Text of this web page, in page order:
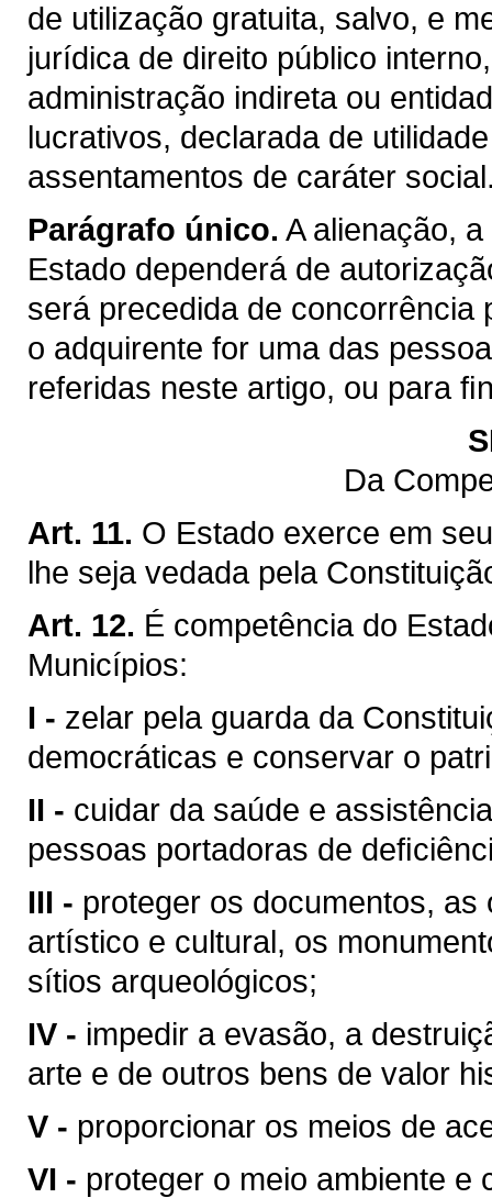
de utilização gratuita, salvo, e
jurídica de direito público
administração indireta ou
lucrativos, declarada de
assentamentos de caráter
Parágrafo único. A alienação,
Estado dependerá de
será precedida de concorrência
o adquirente for uma das
referidas neste artigo, ou para
Da
Art. 11. O Estado exerce em
lhe seja vedada pela
Art. 12. É competência do
Municípios:
I - zelar pela guarda da
democráticas e conservar o
II - cuidar da saúde e
pessoas portadoras de
III - proteger os documentos,
artístico e cultural, os
sítios arqueológicos;
IV - impedir a evasão, a
arte e de outros bens de valor
V - proporcionar os meios de
VI - proteger o meio ambiente e